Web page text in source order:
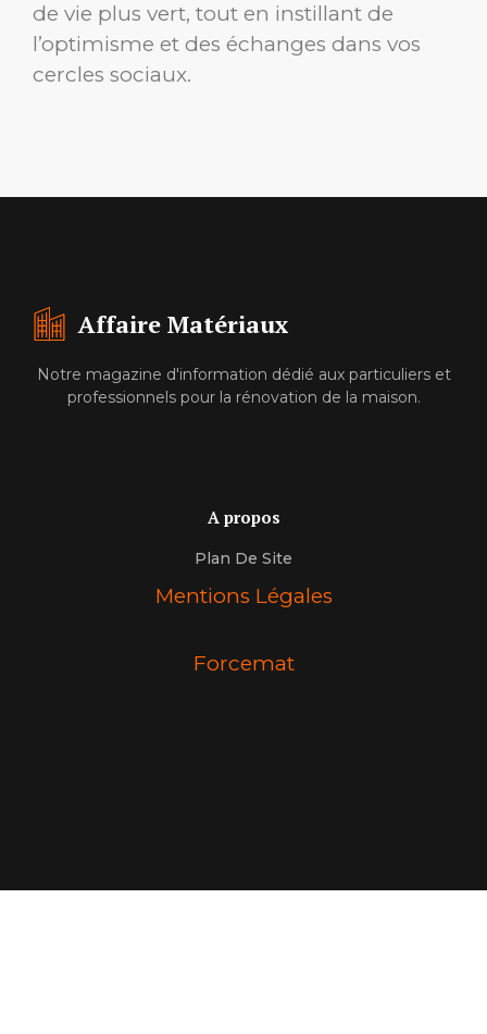
de vie plus vert, tout en instillant de
l’optimisme et des échanges dans vos
cercles sociaux.
Affaire Matériaux
Notre magazine d'information dédié aux particuliers et
professionnels pour la rénovation de la maison.
A propos
Plan De Site
Mentions Légales
Forcemat